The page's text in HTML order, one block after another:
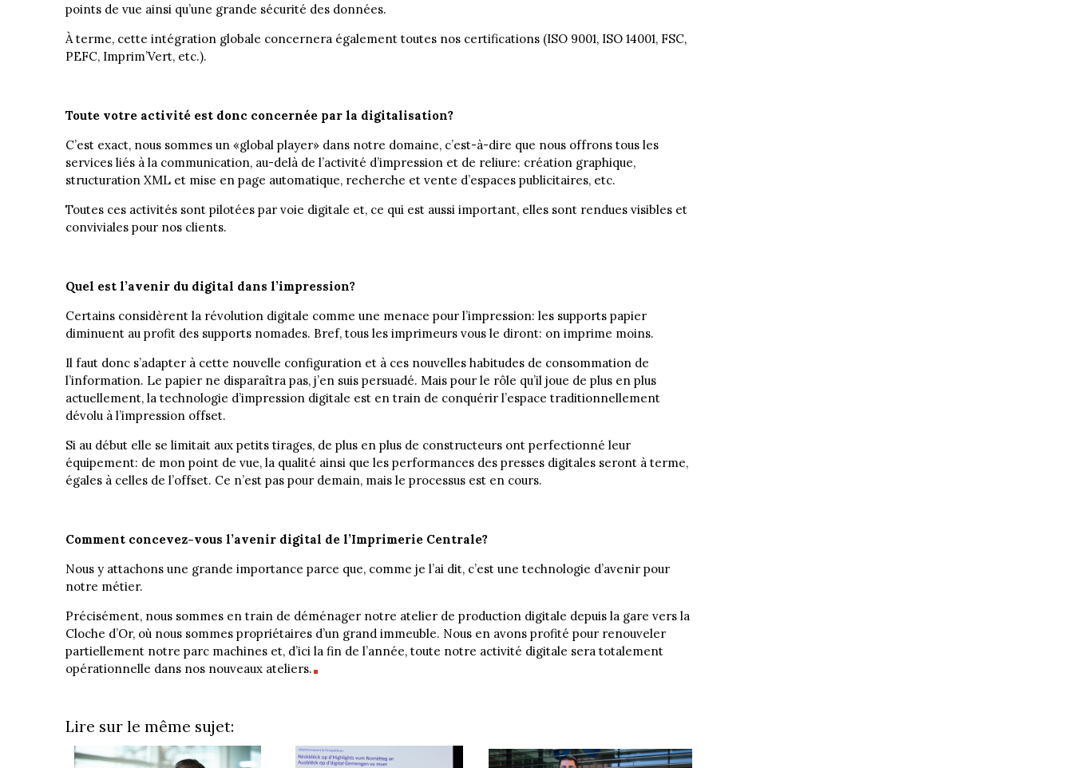
points de vue ainsi qu’une grande sécurité des données.
À terme, cette intégration globale concernera également toutes nos certifications (ISO 9001, ISO 14001, FSC,
PEFC, Imprim’Vert, etc.).
Toute votre activité est donc concernée par la digitalisation?
C’est exact, nous sommes un «global player» dans notre domaine, c’est-à-dire que nous offrons tous les
services liés à la communication, au-delà de l’activité d’impression et de reliure: création graphique,
structuration XML et mise en page automatique, recherche et vente d’espaces publicitaires, etc.
Toutes ces activités sont pilotées par voie digitale et, ce qui est aussi important, elles sont rendues visibles et
conviviales pour nos clients.
Quel est l’avenir du digital dans l’impression?
Certains considèrent la révolution digitale comme une menace pour l’impression: les supports papier
diminuent au profit des supports nomades. Bref, tous les imprimeurs vous le diront: on imprime moins.
Il faut donc s’adapter à cette nouvelle configuration et à ces nouvelles habitudes de consommation de
l’information. Le papier ne disparaîtra pas, j’en suis persuadé. Mais pour le rôle qu’il joue de plus en plus
actuellement, la technologie d’impression digitale est en train de conquérir l’espace traditionnellement
dévolu à l’impression offset.
Si au début elle se limitait aux petits tirages, de plus en plus de constructeurs ont perfectionné leur
équipement: de mon point de vue, la qualité ainsi que les performances des presses digitales seront à terme,
égales à celles de l’offset. Ce n’est pas pour demain, mais le processus est en cours.
Comment concevez-vous l’avenir digital de l’Imprimerie Centrale?
Nous y attachons une grande importance parce que, comme je l’ai dit, c’est une technologie d’avenir pour
notre métier.
Précisément, nous sommes en train de déménager notre atelier de production digitale depuis la gare vers la
Cloche d’Or, où nous sommes propriétaires d’un grand immeuble. Nous en avons profité pour renouveler
partiellement notre parc machines et, d’ici la fin de l’année, toute notre activité digitale sera totalement
opérationnelle dans nos nouveaux ateliers.
Lire sur le même sujet: